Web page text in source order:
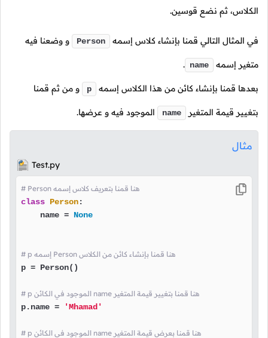
الكلاس، ثم نضع قوسين.
في المثال التالي قمنا بإنشاء كلاس إسمه Person و وضعنا فيه
متغير إسمه name
.
بعدها قمنا بإنشاء كائن من هذا الكلاس إسمه p و من ثم قمنا
بتغيير قيمة المتغير name الموجود فيه و عرضها.
مثال
Test.py
# Person هنا قمنا بتعريف كلاس إسمه
class Person:
    name =
None
# p إسمه Person هنا قمنا بإنشاء كائن من الكلاس
p = Person()
# p الموجود في الكائن name هنا قمنا بتغيير قيمة المتغير
p.name = 'Mhamad'
# p الموجود في الكائن name هنا قمنا بعرض قيمة المتغير